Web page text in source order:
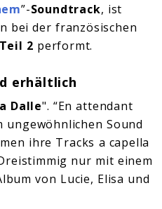
”-Soundtrack, ist
bei der französischen
2 performt.
erhältlich
Dalle". “En attendant
Sound
ihre Tracks a capella
nur mit einem
von Lucie, Elisa und